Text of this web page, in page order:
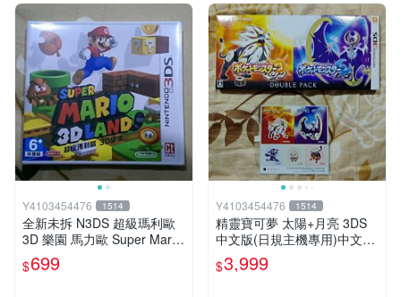
Y4103454476 1514
全新未拆 N3DS 超級瑪利歐
3D 樂園 馬力歐 Super Mario
3D Land 中文版 台規機專用
$699
Y4103454476 1514
精靈寶可夢 太陽+月亮 3DS
中文版(日規主機專用)中文版
全新未拆
$3,999